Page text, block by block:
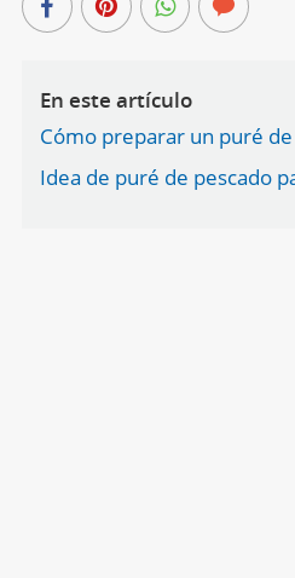
En este artículo
Cómo preparar un puré
Idea de puré de pescado